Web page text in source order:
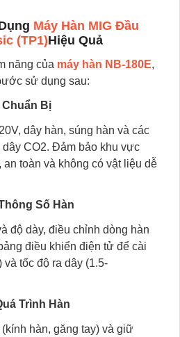
Máy Hàn MIG Đầu
(TP1)Hiệu Quả
năng của máy hàn NB-180E,
sử dụng sau:
Chuẩn Bị
dây hàn, súng hàn và các
CO2. Đảm bảo khu vực
an toàn và không có vật liệu dễ
Số Hàn
độ dày, điều chỉnh dòng hàn
điều khiển điện tử để cài
và tốc độ ra dây (1.5-
Trình Hàn
hàn, găng tay) và giữ